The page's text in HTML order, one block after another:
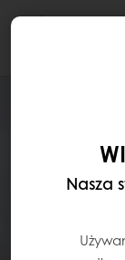
Nasza